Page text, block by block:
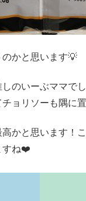
かと思います💡
のいーぶママで
ョリソーも隅に
かと思います！
すね❤️